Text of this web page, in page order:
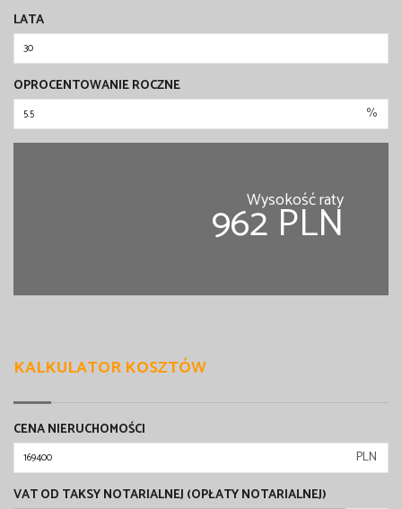
LATA
OPROCENTOWANIE ROCZNE
%
Wysokość raty
962 PLN
KALKULATOR KOSZTÓW
CENA NIERUCHOMOŚCI
PLN
VAT OD TAKSY NOTARIALNEJ (OPŁATY NOTARIALNEJ)